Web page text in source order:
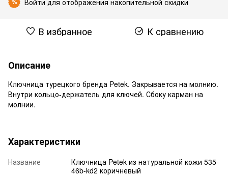
В избранное К сравнению
Описание
Ключница турецкого бренда Petek. Закрывается на молнию.
Внутри кольцо-держатель для ключей. Сбоку карман на
молнии.
Характеристики
Название
Ключница Petek из натуральной кожи 535-
46b-kd2 коричневый